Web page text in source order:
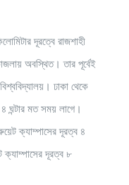
দূরত্বে রাজশাহী
অবস্থিত। তার পূর্বেই
ঢাকা থেকে
৪ ঘন্টার মত সময় লাগে।
ক্যাম্পাসের দূরত্ব ৪
ক্যাম্পাসের দূরত্ব ৮